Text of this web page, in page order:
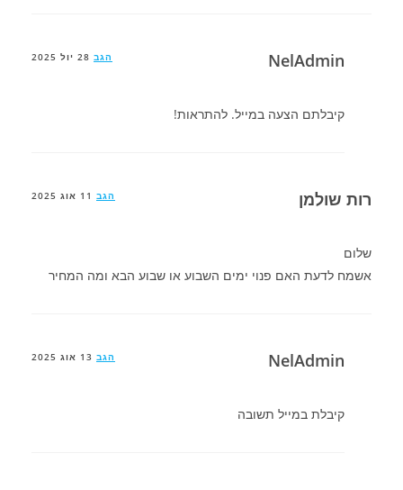
NelAdmin הגב 28 יול 2025
קיבלתם הצעה במייל. להתראות!
רות שולמן הגב 11 אוג 2025
שלום
אשמח לדעת האם פנוי ימים השבוע או שבוע הבא ומה המחיר
NelAdmin הגב 13 אוג 2025
קיבלת במייל תשובה